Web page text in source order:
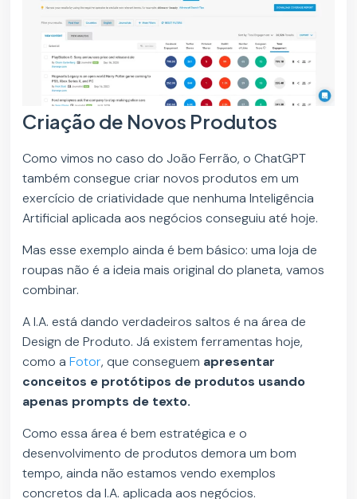
Criação de Novos Produtos
Como vimos no caso do João Ferrão, o ChatGPT
também consegue criar novos produtos em um
exercício de criatividade que nenhuma Inteligência
Artificial aplicada aos negócios conseguiu até hoje.
Mas esse exemplo ainda é bem básico: uma loja de
roupas não é a ideia mais original do planeta, vamos
combinar.
A I.A. está dando verdadeiros saltos é na área de
Design de Produto. Já existem ferramentas hoje,
como aFotor, que conseguem apresentar
conceitos e protótipos de produtos usando
apenas prompts de texto.
Como essa área é bem estratégica e o
desenvolvimento de produtos demora um bom
tempo, ainda não estamos vendo exemplos
concretos da I.A. aplicada aos negócios.